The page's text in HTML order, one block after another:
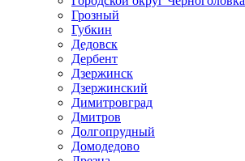
Грозный
Губкин
Дедовск
Дербент
Дзержинск
Дзержинский
Димитровград
Дмитров
Долгопрудный
Домодедово